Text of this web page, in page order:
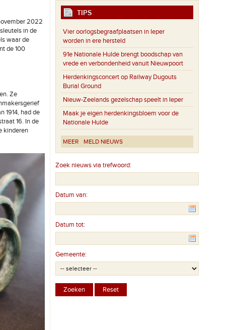
2022
in de
waar de
de 100
Ze
1914, had de
16. In de
kinderen
TIPS
Vier oorlogsbegraafplaatsen in Ieper
worden in ere hersteld
91e Nationale Hulde brengt boodschap van
vrede en verbondenheid vanuit Nieuwpoort
Herdenkingsconcert op Railway Dugouts
Burial Ground
Nieuw-Zeelands gezelschap speelt in Ieper
Maak je eigen herdenkingsbloem voor de
Nationale Hulde
MEER MELD NIEUWS
Zoek nieuws via trefwoord:
Datum van:
Datum tot:
Gemeente: